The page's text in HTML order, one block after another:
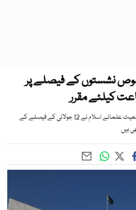
نشستوں کے فیصلے پر
کیلئے مقرر
مسلم لیگ(ن)، پی پی پی اور جمعیت علمائے اسلام نے 12 جولائی کے فیصلے کے
ہیں